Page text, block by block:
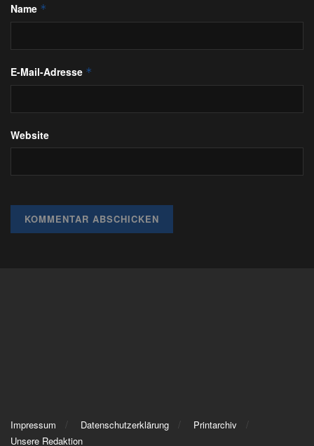
Name *
E-Mail-Adresse *
Website
Impressum Datenschutzerklärung
Printarchiv
Unsere Redaktion